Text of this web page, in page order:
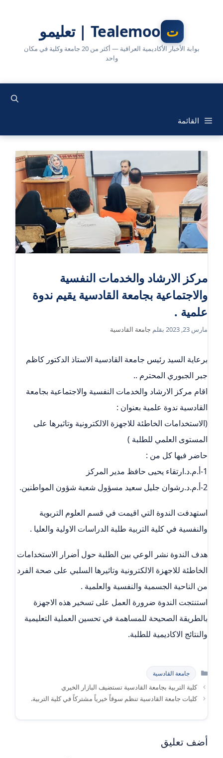
Tealemoo | تعليمو
بوابة الأخبار الأكاديمية العراقية — أكثر من 20 جامعة وكلية في مكان
واحد
القائمة
مركز الارشاد والخدمات النفسية
والاجتماعية بجامعة القادسية يقيم ندوة
علمية .
مارس 23, 2023 بقلم جامعة القادسية
برعاية السيد رئيس جامعة القادسية الاستاذ الدكتور كاظم
جبر الجبوري المحترم ..
اقام مركز الارشاد والخدمات النفسية والاجتماعية بجامعة
القادسية ندوة علمية بعنوان :
(الاستخدامات الخاطئة للاجهزة الالكترونية وتاثيرها على
المستوى العلمي للطلبة )
حاضر فيها كل من :
1-أ.م.د.ارتقاء يحيى حافظ مدير المركز
2-أ.م.د.رشوان جليل سعيد مسؤول شعبة شؤون المواطنين.
استهدفت الندوة التي اقيمت في قسم العلوم التربوية
والنفسية في كلية التربية طلبة الدراسات الاولية والعليا .
هدف الندوة نشر الوعي بين الطلبة حول أضرار الاستخدامات
الخاطئة للاجهزة الالكترونية وتاثيرها السلبي على صحة الفرد
من الناحية الجسمية والنفسية والعلمية .
استنتجت الندوة ضرورة العمل على تسخير هذه الاجهزة
بالطريقة الصحيحة للمساهمة في تحسين العملية التعليمية
والنتائج الاكاديمية للطلبة.
التصنيفات
جامعة القادسية
كلية التربية بجامعة القادسية تستضيف البازار الخيري
كليات جامعة القادسية تنظم سوقاً خيرياً مشتركاً في كلية التربية.
أضف تعليق